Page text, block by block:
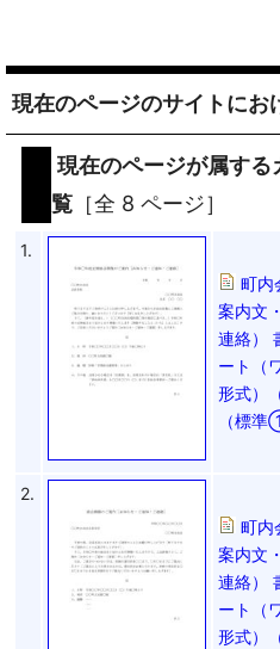
現在のページのサイトにお
現在のページが属す
覧 ［全 8 ページ］
1.
町内
案内文
連絡）
ート（
形式）
（標準
2.
町内
案内文
連絡）
ート（
形式）